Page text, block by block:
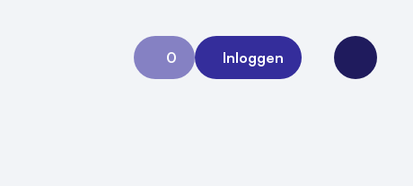
0
Aanvraag 0
Inloggen
Open